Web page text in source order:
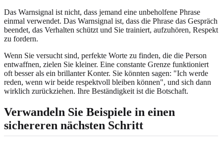
Das Warnsignal ist nicht, dass jemand eine unbeholfene Phrase
einmal verwendet. Das Warnsignal ist, dass die Phrase das Gespräch
beendet, das Verhalten schützt und Sie trainiert, aufzuhören, Respekt
zu fordern.
Wenn Sie versucht sind, perfekte Worte zu finden, die die Person
entwaffnen, zielen Sie kleiner. Eine constante Grenze funktioniert
oft besser als ein brillanter Konter. Sie könnten sagen: "Ich werde
reden, wenn wir beide respektvoll bleiben können", und sich dann
wirklich zurückziehen. Ihre Beständigkeit ist die Botschaft.
Verwandeln Sie Beispiele in einen
sichereren nächsten Schritt